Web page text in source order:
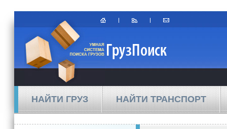
НАЙТИ ГРУЗ НАЙТИ ТРАНСПОРТ